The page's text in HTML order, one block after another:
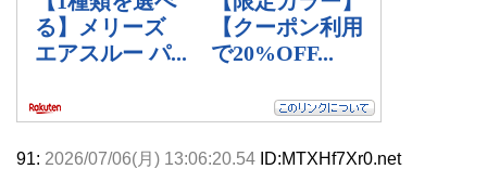
91: 2026/07/06(月) 13:06:20.54 ID:MTXHf7Xr0.net